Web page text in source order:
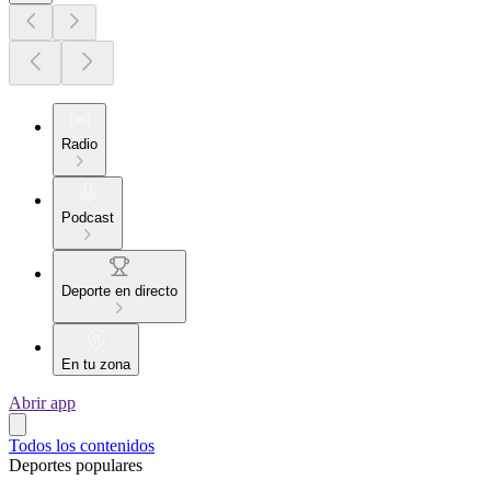
Radio
Podcast
Deporte en directo
En tu zona
Abrir app
Todos los contenidos
Deportes populares